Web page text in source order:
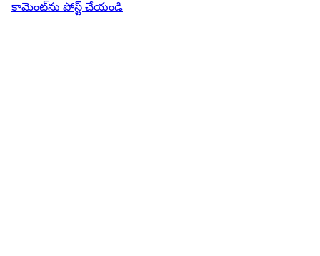
కామెంట్‌ను పోస్ట్ చేయండి